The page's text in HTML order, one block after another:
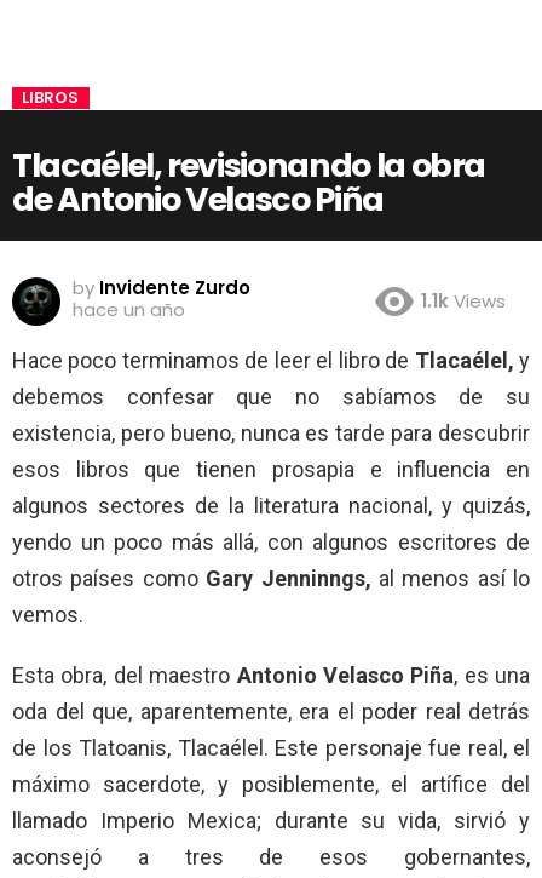
LIBROS
Tlacaélel, revisionando la obra
de Antonio Velasco Piña
by Invidente Zurdo
hace un año
1.1kViews
Hace poco terminamos de leer el libro de Tlacaélel, y
debemos confesar que no sabíamos de su
existencia, pero bueno, nunca es tarde para descubrir
esos libros que tienen prosapia e influencia en
algunos sectores de la literatura nacional, y quizás,
yendo un poco más allá, con algunos escritores de
otros países como Gary Jenninngs, al menos así lo
vemos.
Esta obra, del maestro Antonio Velasco Piña, es una
oda del que, aparentemente, era el poder real detrás
de los Tlatoanis, Tlacaélel. Este personaje fue real, el
máximo sacerdote, y posiblemente, el artífice del
llamado Imperio Mexica; durante su vida, sirvió y
aconsejó a tres de esos gobernantes,